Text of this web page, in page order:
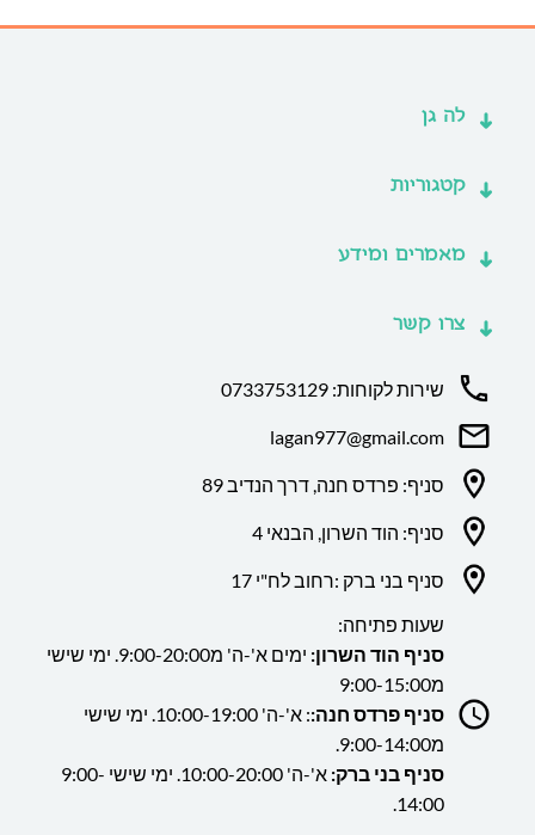
לה גן
קטגוריות
מאמרים ומידע
צרו קשר
שירות לקוחות: 0733753129
lagan977@gmail.com
סניף: פרדס חנה, דרך הנדיב 89
סניף: הוד השרון, הבנאי 4
סניף בני ברק :רחוב לח"י 17
שעות פתיחה:
סניף הוד השרון:
ימים א'-ה' מ9:00-20:00. ימי שישי
מ9:00-15:00
סניף פרדס חנה:
: א'-ה' 10:00-19:00. ימי שישי
מ9:00-14:00.
סניף בני ברק:
א'-ה' 10:00-20:00. ימי שישי 9:00-
14:00.